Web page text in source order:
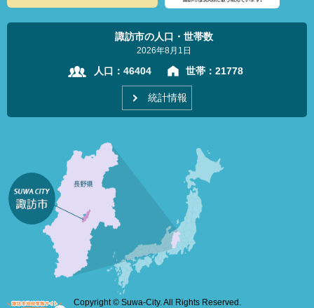
諏訪市の人口・世帯数
2026年8月1日
人口： 46404 世帯： 21778
統計情報
Copyright © Suwa-City. All Rights Reserved.